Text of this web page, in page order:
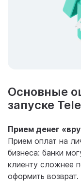
Основные
запуске
Прием денег
Прием оплат на
бизнеса: банки
клиенту сложнее
оформить возврат.